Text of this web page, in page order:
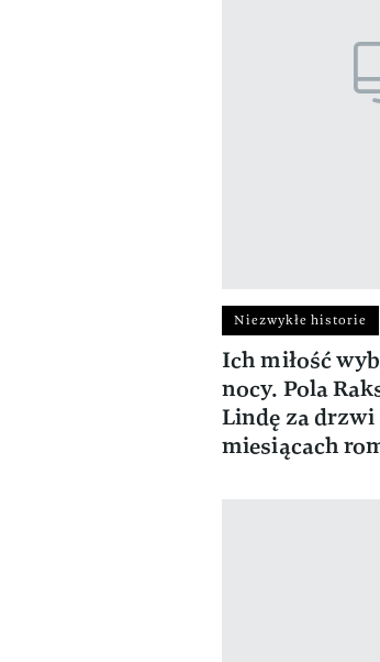
Niezwykłe historie
Ich miłość
nocy. Pola
Lindę za
miesiącach